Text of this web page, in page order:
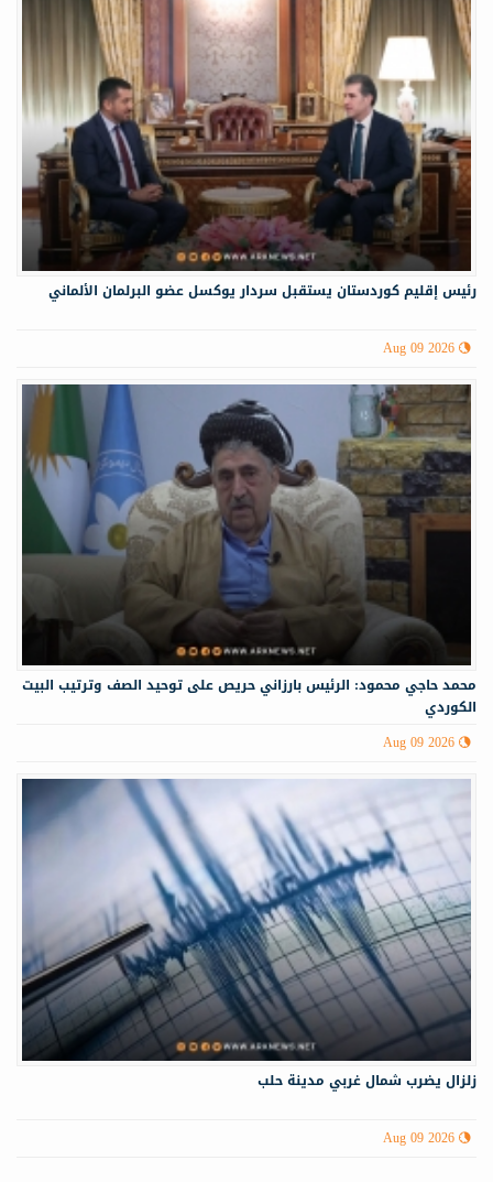
رئيس إقليم كوردستان يستقبل سردار يوكسل عضو البرلمان الألماني
Aug 09 2026
محمد حاجي محمود: الرئيس بارزاني حريص على توحيد الصف وترتيب البيت
الكوردي
Aug 09 2026
زلزال يضرب شمال غربي ‏مدينة حلب
Aug 09 2026